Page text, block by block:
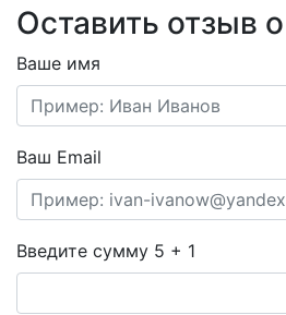
Оставить отзыв
Ваше имя
Ваш Email
Введите сумму 5 + 1